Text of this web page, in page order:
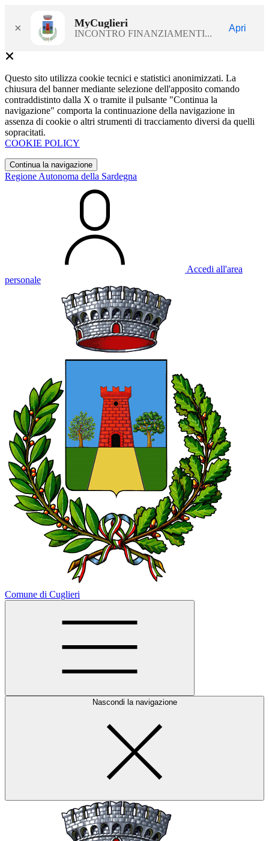
× MyCuglieri
INCONTRO FINANZIAMENTI...
Apri
Questo sito utilizza cookie tecnici e statistici anonimizzati. La
chiusura del banner mediante selezione dell'apposito comando
contraddistinto dalla X o tramite il pulsante "Continua la
navigazione" comporta la continuazione della navigazione in
assenza di cookie o altri strumenti di tracciamento diversi da quelli
sopracitati.
COOKIE POLICY
Continua la navigazione
Regione Autonoma della Sardegna
Accedi all'area
personale
Comune di Cuglieri
Nascondi la navigazione